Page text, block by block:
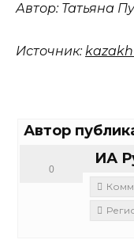
Автор: Татьяна
Источник:
Автор
ИА
0